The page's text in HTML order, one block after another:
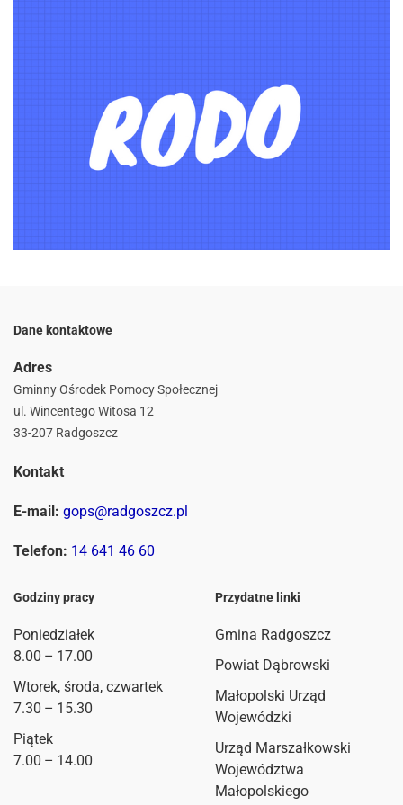
Dane kontaktowe
Adres
Gminny Ośrodek Pomocy Społecznej
ul. Wincentego Witosa 12
33-207 Radgoszcz
Kontakt
E-mail: gops@radgoszcz.pl
Telefon: 14 641 46 60
Godziny pracy
Poniedziałek
8.00 – 17.00
Wtorek, środa, czwartek
7.30 – 15.30
Piątek
7.00 – 14.00
Przydatne linki
Gmina Radgoszcz
Powiat Dąbrowski
Małopolski Urząd
Wojewódzki
Urząd Marszałkowski
Województwa
Małopolskiego